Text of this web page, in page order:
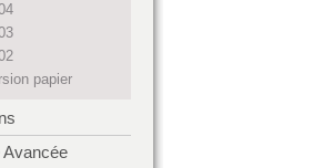
papier
Avancée